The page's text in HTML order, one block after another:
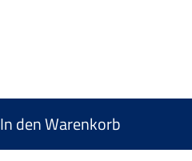
In den Warenkorb